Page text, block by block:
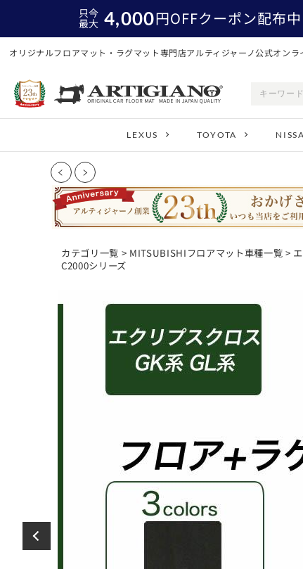
只今
最大 4,000円OFFクーポン配布中
オリジナルフロアマット・ラグマット専門店アルティジャーノ公式オンラ
LEXUS TOYOTA
カテゴリ一覧 > MITSUBISHIフロアマット車種一覧 >
C2000シリーズ